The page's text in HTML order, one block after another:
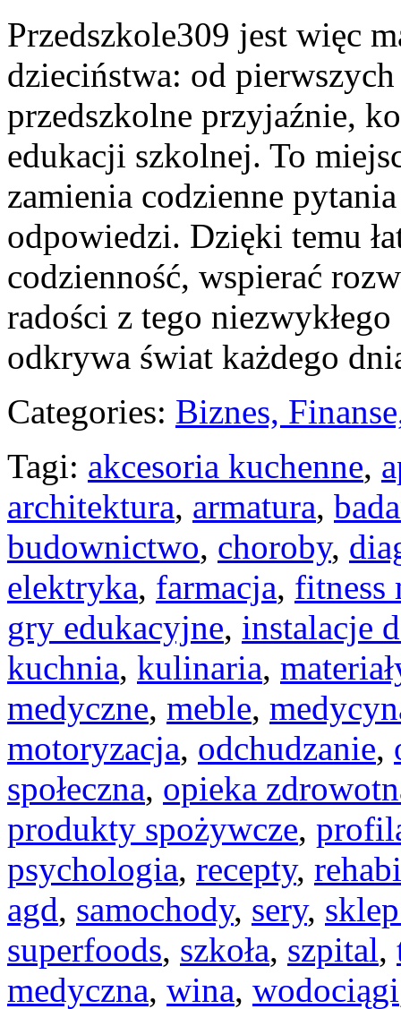
Przedszkole309 jest więc
dzieciństwa: od
przedszkolne przyjaźnie,
edukacji szkolnej. To
zamienia codzienne
odpowiedzi. Dzięki temu
codzienność, wspierać
radości z tego
odkrywa świat każdego
Categories: Biznes,
Tagi: akcesoria kuchenne,
architektura, armatura,
budownictwo, choroby,
elektryka, farmacja, fitness
gry edukacyjne, instalacje
kuchnia, kulinaria,
medyczne, meble,
motoryzacja, odchudzanie,
społeczna, opieka
produkty spożywcze,
psychologia, recepty,
agd, samochody, sery,
superfoods, szkoła, szpital,
medyczna, wina, wodociągi